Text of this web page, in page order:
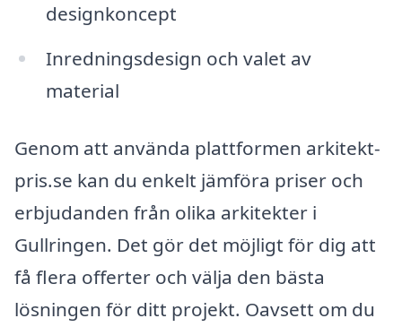
designkoncept
Inredningsdesign och valet av
material
Genom att använda plattformen arkitekt-
pris.se kan du enkelt jämföra priser och
erbjudanden från olika arkitekter i
Gullringen. Det gör det möjligt för dig att
få flera offerter och välja den bästa
lösningen för ditt projekt. Oavsett om du